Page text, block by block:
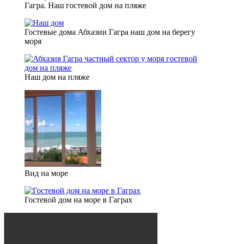
Гагра. Наш гостевой дом на пляже
Гостевые дома Абхазии Гагра наш дом на берегу
моря
Наш дом на пляже
Вид на море
Гостевой дом на море в Гаграх